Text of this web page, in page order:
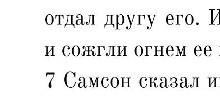
отдал другу
и сожгли огнем
7 Самсон сказал